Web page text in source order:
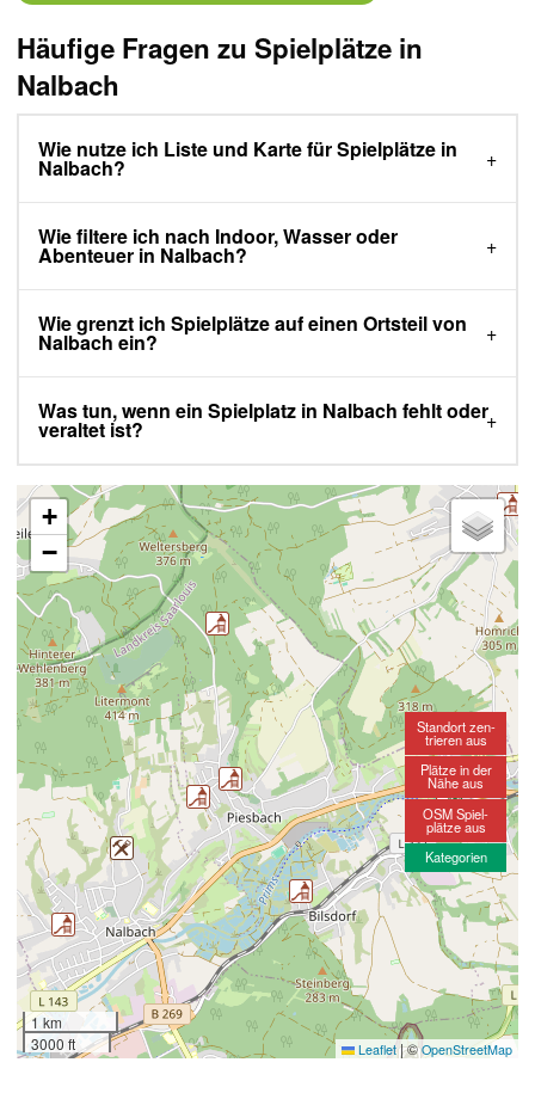
Häufige Fragen zu Spielplätze in
Nalbach
Wie nutze ich Liste und Karte für Spielplätze in
Nalbach?
Wie filtere ich nach Indoor, Wasser oder
Abenteuer in Nalbach?
Wie grenzt ich Spielplätze auf einen Ortsteil von
Nalbach ein?
Was tun, wenn ein Spielplatz in Nalbach fehlt oder
veraltet ist?
+
−
1 km
3000 ft
Leaflet |©OpenStreetMap
Standort zen-
trieren aus
Plätze in der
Nähe aus
OSM Spiel-
plätze aus
Kategorien